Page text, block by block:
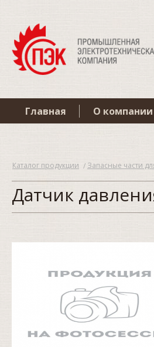
Главная О компании
Каталог продукции Запасные части
Датчик